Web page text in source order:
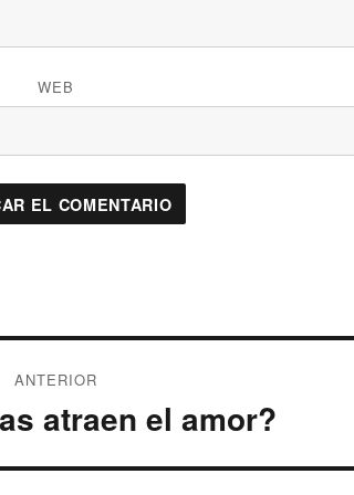
WEB
ANTERIOR
atraen el amor?